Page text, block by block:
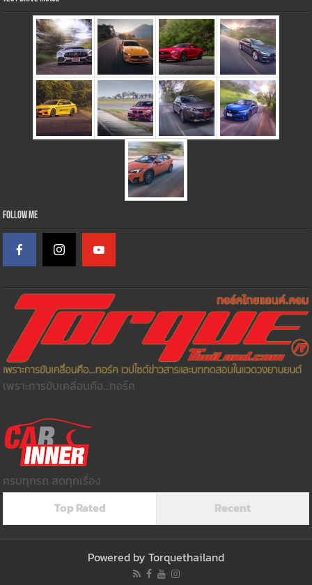
Follow Me
เพราะการขับเคลื่อนคือ...ทอร์ค
ครบทุกรถ สดทุกเรื่อง
Top Rated
Recent
Powered by Torquethailand